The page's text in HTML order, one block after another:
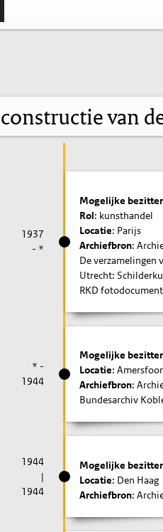
van
1937
- *
Mogelijke
Rol: kunsthandel
Locatie: Parijs
Archiefbron:
De verzamelingen
Utrecht:
RKD
* -
1944
Mogelijke
Locatie:
Archiefbron:
Bundesarchiv
1944
|
1944
Mogelijke
Locatie: Den Haag
Archiefbron: